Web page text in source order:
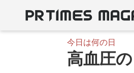
今日は何の日
高血圧